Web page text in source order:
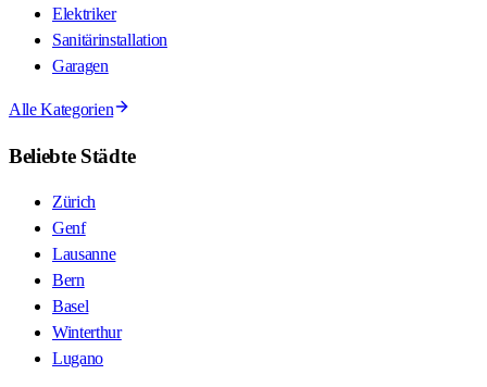
Elektriker
Sanitärinstallation
Garagen
Alle Kategorien
Beliebte Städte
Zürich
Genf
Lausanne
Bern
Basel
Winterthur
Lugano